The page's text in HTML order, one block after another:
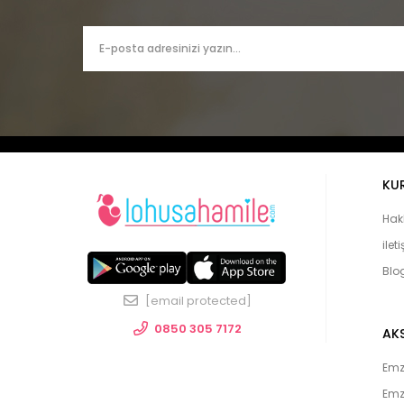
[email protected]
0850 305 7172